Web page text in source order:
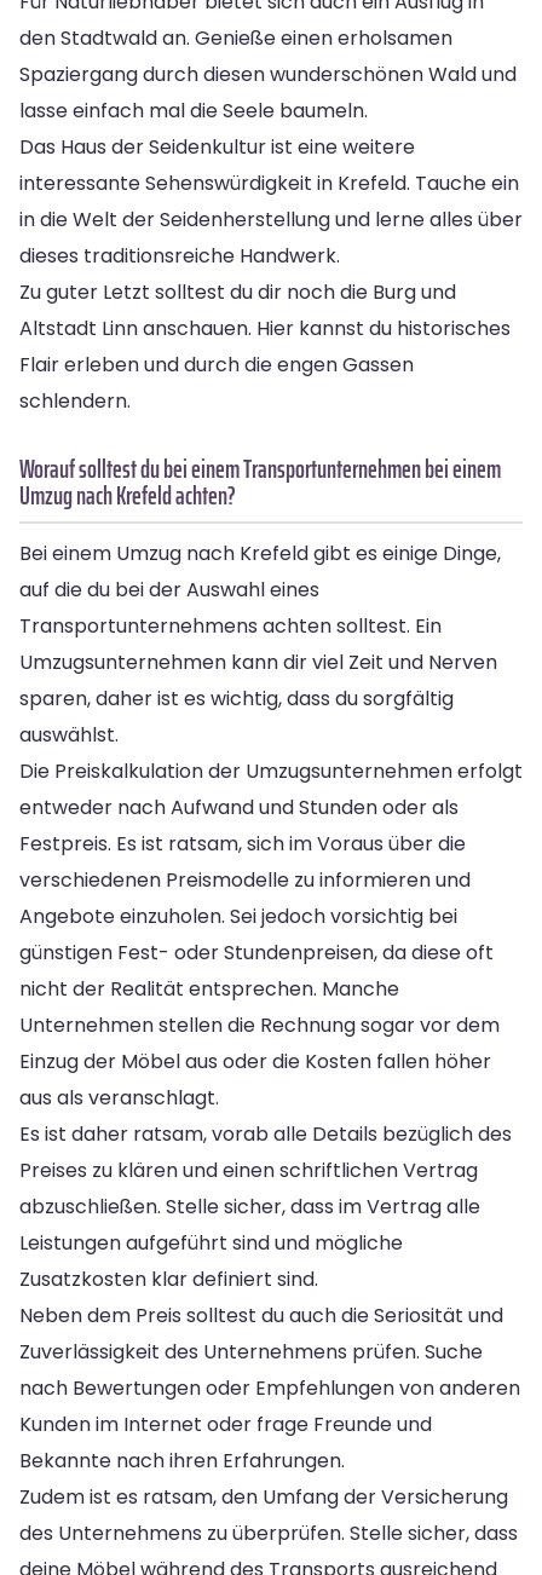
den Stadtwald an. Genieße einen erholsamen
Spaziergang durch diesen wunderschönen Wald und
lasse einfach mal die Seele baumeln.
Das Haus der Seidenkultur ist eine weitere
interessante Sehenswürdigkeit in Krefeld. Tauche ein
in die Welt der Seidenherstellung und lerne alles über
dieses traditionsreiche Handwerk.
Zu guter Letzt solltest du dir noch die Burg und
Altstadt Linn anschauen. Hier kannst du historisches
Flair erleben und durch die engen Gassen
schlendern.
Worauf solltest du bei einem Transportunternehmen bei einem
Umzug nach Krefeld achten?
Bei einem Umzug nach Krefeld gibt es einige Dinge,
auf die du bei der Auswahl eines
Transportunternehmens achten solltest. Ein
Umzugsunternehmen kann dir viel Zeit und Nerven
sparen, daher ist es wichtig, dass du sorgfältig
auswählst.
Die Preiskalkulation der Umzugsunternehmen erfolgt
entweder nach Aufwand und Stunden oder als
Festpreis. Es ist ratsam, sich im Voraus über die
verschiedenen Preismodelle zu informieren und
Angebote einzuholen. Sei jedoch vorsichtig bei
günstigen Fest- oder Stundenpreisen, da diese oft
nicht der Realität entsprechen. Manche
Unternehmen stellen die Rechnung sogar vor dem
Einzug der Möbel aus oder die Kosten fallen höher
aus als veranschlagt.
Es ist daher ratsam, vorab alle Details bezüglich des
Preises zu klären und einen schriftlichen Vertrag
abzuschließen. Stelle sicher, dass im Vertrag alle
Leistungen aufgeführt sind und mögliche
Zusatzkosten klar definiert sind.
Neben dem Preis solltest du auch die Seriosität und
Zuverlässigkeit des Unternehmens prüfen. Suche
nach Bewertungen oder Empfehlungen von anderen
Kunden im Internet oder frage Freunde und
Bekannte nach ihren Erfahrungen.
Zudem ist es ratsam, den Umfang der Versicherung
des Unternehmens zu überprüfen. Stelle sicher, dass
deine Möbel während des Transports ausreichend